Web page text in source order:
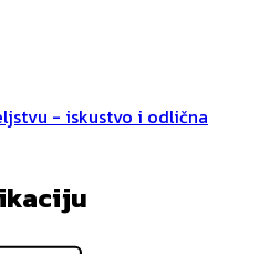
- iskustvo i odlična